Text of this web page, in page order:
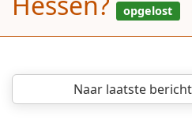
Naar laatste bericht